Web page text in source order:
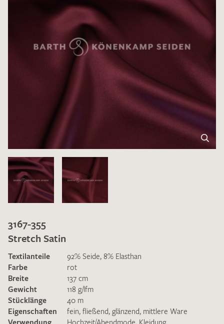
Ich bin damit einverstanden, dass meine angegebenen Daten
zur Beantwortung meiner Musteranfrage genutzt werden.
DieDatenschutzbestimmungenhabe ich zur Kenntnis
3167-355
Stretch Satin
Textilanteile
92% Seide, 8% Elasthan
Farbe
rot
Breite
137 cm
Gewicht
118 g/lfm
Stücklänge
40 m
Eigenschaften
fein, fließend, glänzend, mittlere Ware
Verwendung
Hochzeit/Abendmode, Kleidung,